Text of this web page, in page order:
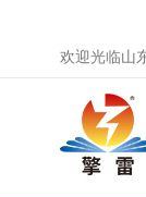
欢迎光临山